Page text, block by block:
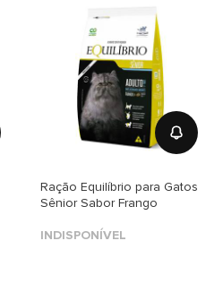
Ração Equilíbrio para Gatos
Sênior Sabor Frango
INDISPONÍVEL